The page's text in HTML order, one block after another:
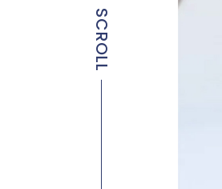
SCROLL